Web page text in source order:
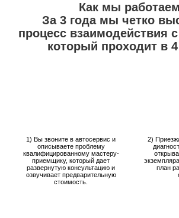
Как мы
За 3 года мы четко
процесс взаимодействия
который проходит в 4
1) Вы звоните в автосервис и
описываете проблему
квалифицированному мастеру-
приемщику, который дает
развернутую консультацию и
озвучивает предварительную
стоимость.
2)
план